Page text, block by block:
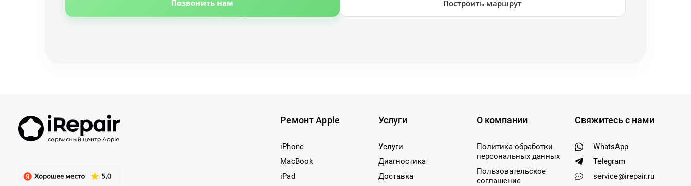
Позвонить нам Построить маршрут
Ремонт Apple
iPhone
MacBook
iPad
Услуги
Услуги
Диагностика
Доставка
О компании
Политика обработки
персональных данных
Пользовательское
соглашение
Свяжитесь с нами
WhatsApp
Telegram
service@irepair.ru